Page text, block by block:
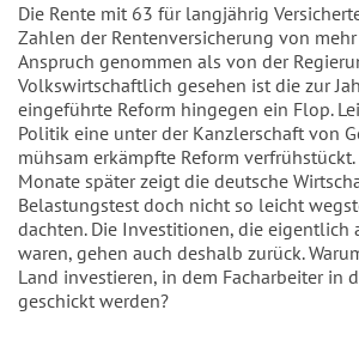
Die Rente mit 63 für langjährig
Zahlen der Rentenversicherung von
Anspruch genommen als von der
Volkswirtschaftlich gesehen ist die zur
eingeführte Reform hingegen ein Flop.
Politik eine unter der Kanzlerschaft von
mühsam erkämpfte Reform
Monate später zeigt die deutsche
Belastungstest doch nicht so leicht
dachten. Die Investitionen, die eigentlich
waren, gehen auch deshalb zurück.
Land investieren, in dem Facharbeiter in
geschickt werden?